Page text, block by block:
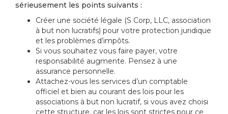
sérieusement les points suivants :
Créer une société légale (S Corp, LLC, association
à but non lucratifs) pour votre protection juridique
et les problèmes d’impôts.
Si vous souhaitez vous faire payer, votre
responsabilité augmente. Pensez à une
assurance personnelle.
Attachez-vous les services d’un comptable
officiel et bien au courant des lois pour les
associations à but non lucratif, si vous avez choisi
cette structure, car les lois sont strictes pour ce